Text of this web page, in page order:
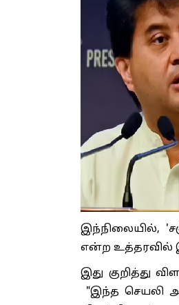
இந்நிலையில்,
என்ற உத்தரவில்
இது குறித்து
"இந்த செயலி